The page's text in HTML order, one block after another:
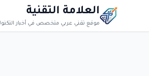
العلامة التقنية
موقع تقني عربي متخصص في أخبار